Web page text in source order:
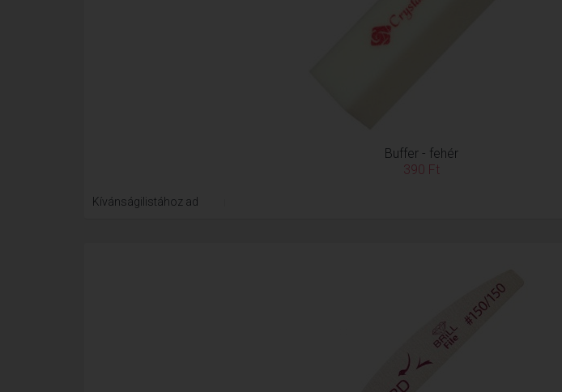
Buffer - fehér
390 Ft
Kívánságilistához ad